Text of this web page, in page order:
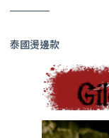
泰國燙邊款